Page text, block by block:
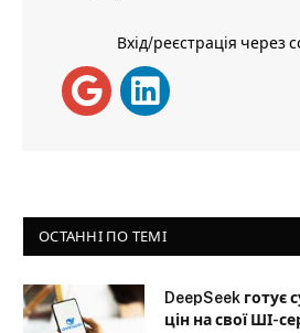
Вхід/реєстрація через
ОСТАННІ ПО ТЕМІ
DeepSeek готує
цін на свої ШІ-